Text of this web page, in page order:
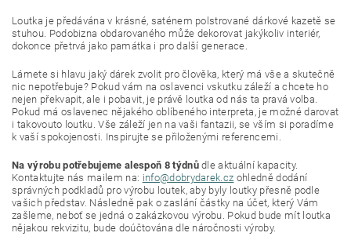
Loutka je předávána v krásné, saténem polstrované dárkové kazetě se
stuhou. Podobizna obdarovaného může dekorovat jakýkoliv interiér,
dokonce přetrvá jako památka i pro další generace.
Lámete si hlavu jaký dárek zvolit pro člověka, který má vše a skutečně
nic nepotřebuje? Pokud vám na oslavenci vskutku záleží a chcete ho
nejen překvapit, ale i pobavit, je právě loutka od nás ta pravá volba.
Pokud má oslavenec nějakého oblíbeného interpreta, je možné darovat
i takovouto loutku. Vše záleží jen na vaši fantazii, se vším si poradíme
k vaší spokojenosti. Inspirujte se přiloženými referencemi.
Na výrobu potřebujeme alespoň 8 týdnůdle aktuální kapacity.
Kontaktujte nás mailem na: info@dobrydarek.cz ohledně dodání
správných podkladů pro výrobu loutek, aby byly loutky přesně podle
vašich představ. Následně pak o zaslání částky na účet, který Vám
zašleme, neboť se jedná o zakázkovou výrobu. Pokud bude mít loutka
nějakou rekvizitu, bude doúčtována dle náročnosti výroby.